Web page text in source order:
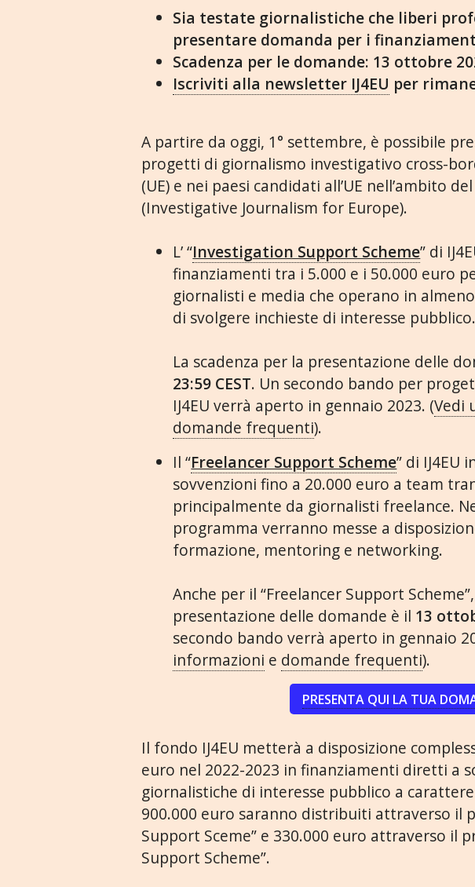
Sia testate giornalistiche che liberi
presentare domanda per i
Scadenza per le domande: 13 ottobre
Iscriviti alla newsletter IJ4EU per
A partire da oggi, 1° settembre, è possibile
progetti di giornalismo investigativo cross-
(UE) e nei paesi candidati all’UE nell’ambito
(Investigative Journalism for Europe).
L’ “Investigation Support Scheme” di
finanziamenti tra i 5.000 e i 50.000 euro
giornalisti e media che operano in
di svolgere inchieste di interesse pubblico.
La scadenza per la presentazione delle
23:59 CEST. Un secondo bando per
IJ4EU verrà aperto in gennaio 2023. (Vedi
domande frequenti).
Il “Freelancer Support Scheme” di IJ4EU
sovvenzioni fino a 20.000 euro a team
principalmente da giornalisti freelance.
programma verranno messe a
formazione, mentoring e networking.
Anche per il “Freelancer Support
presentazione delle domande è il 13
secondo bando verrà aperto in gennaio
informazioni e domande frequenti).
PRESENTA QUI LA TUA
Il fondo IJ4EU metterà a disposizione
euro nel 2022-2023 in finanziamenti diretti a
giornalistiche di interesse pubblico a
900.000 euro saranno distribuiti attraverso il
Support Sceme” e 330.000 euro attraverso il
Support Scheme”.